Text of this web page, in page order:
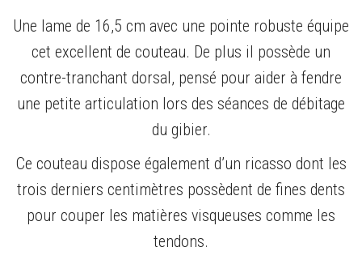
Une lame de 16,5 cm avec une pointe robuste équipe
cet excellent de couteau. De plus il possède un
contre-tranchant dorsal, pensé pour aider à fendre
une petite articulation lors des séances de débitage
du gibier.
Ce couteau dispose également d’un ricasso dont les
trois derniers centimètres possèdent de fines dents
pour couper les matières visqueuses comme les
tendons.